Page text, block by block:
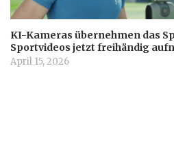
KI-Kameras übernehmen das
Sportvideos jetzt freihändig
April 15, 2026